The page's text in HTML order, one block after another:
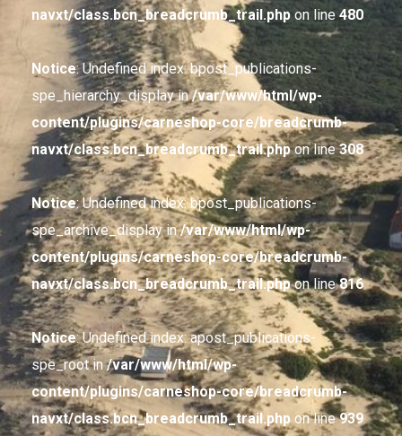
navxt/class.bcn_breadcrumb_trail.php on line480
Notice: Undefined index: bpost_publications-
spe_hierarchy_display in/var/www/html/wp-
content/plugins/carneshop-core/breadcrumb-
navxt/class.bcn_breadcrumb_trail.phpon line308
Notice: Undefined index: bpost_publications-
spe_archive_display in/var/www/html/wp-
content/plugins/carneshop-core/breadcrumb-
navxt/class.bcn_breadcrumb_trail.phpon line816
Notice: Undefined index: apost_publications-
spe_root in/var/www/html/wp-
content/plugins/carneshop-core/breadcrumb-
navxt/class.bcn_breadcrumb_trail.php on line939